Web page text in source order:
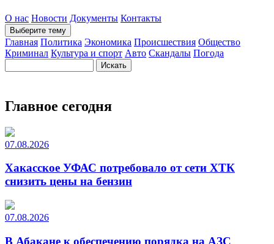
О нас Новости Документы Контакты
Выберите тему
Главная Политика Экономика Происшествия Общество
Криминал Культура и спорт Авто Скандалы Погода
Главное сегодня
07.08.2026
Хакасское УФАС потребовало от сети ХТК
снизить цены на бензин
07.08.2026
В Абакане к обеспечению порядка на АЗС